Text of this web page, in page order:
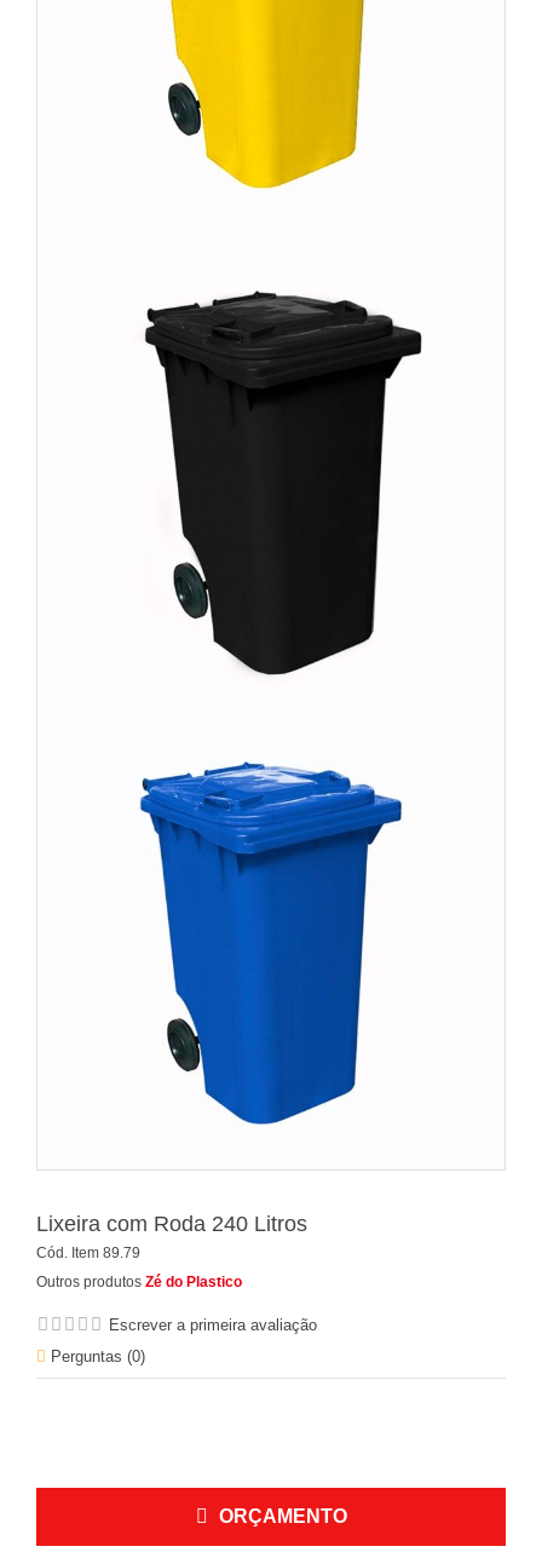
Lixeira com Roda 240 Litros
Cód. Item 89.79
Outros produtos Zé do Plastico
Escrever a primeira avaliação
Perguntas (0)
ORÇAMENTO